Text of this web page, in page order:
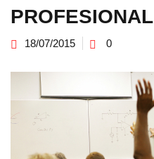
PROFESIONAL
18/07/2015 0